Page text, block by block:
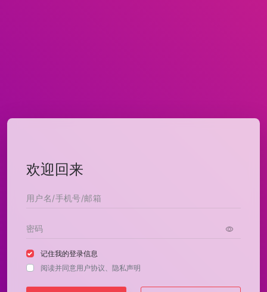
欢迎回来
记住我的登录信息
阅读并同意用户协议、 隐私声明